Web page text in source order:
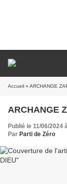
Accueil » ARCHANGE
ARCHANGE
Publié le 11/06/2024
Par Parti de Zéro